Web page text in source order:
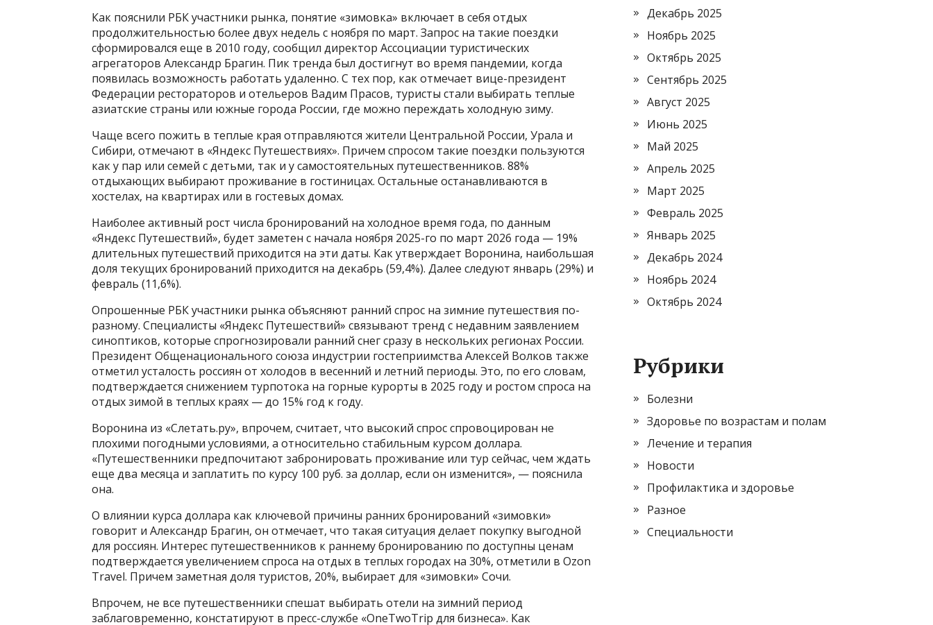
Как пояснили РБК участники рынка, понятие «зимовка» включает в себя отдых
продолжительностью более двух недель с ноября по март. Запрос на такие поездки
сформировался еще в 2010 году, сообщил директор Ассоциации туристических
агрегаторов Александр Брагин. Пик тренда был достигнут во время пандемии, когда
появилась возможность работать удаленно. С тех пор, как отмечает вице-президент
Федерации рестораторов и отельеров Вадим Прасов, туристы стали выбирать теплые
азиатские страны или южные города России, где можно переждать холодную зиму.
Чаще всего пожить в теплые края отправляются жители Центральной России, Урала и
Сибири, отмечают в «Яндекс Путешествиях». Причем спросом такие поездки пользуются
как у пар или семей с детьми, так и у самостоятельных путешественников. 88%
отдыхающих выбирают проживание в гостиницах. Остальные останавливаются в
хостелах, на квартирах или в гостевых домах.
Наиболее активный рост числа бронирований на холодное время года, по данным
«Яндекс Путешествий», будет заметен с начала ноября 2025-го по март 2026 года — 19%
длительных путешествий приходится на эти даты. Как утверждает Воронина, наибольшая
доля текущих бронирований приходится на декабрь (59,4%). Далее следуют январь (29%) и
февраль (11,6%).
Опрошенные РБК участники рынка объясняют ранний спрос на зимние путешествия по-
разному. Специалисты «Яндекс Путешествий» связывают тренд с недавним заявлением
синоптиков, которые спрогнозировали ранний снег сразу в нескольких регионах России.
Президент Общенационального союза индустрии гостеприимства Алексей Волков также
отметил усталость россиян от холодов в весенний и летний периоды. Это, по его словам,
подтверждается снижением турпотока на горные курорты в 2025 году и ростом спроса на
отдых зимой в теплых краях — до 15% год к году.
Воронина из «Слетать.ру», впрочем, считает, что высокий спрос спровоцирован не
плохими погодными условиями, а относительно стабильным курсом доллара.
«Путешественники предпочитают забронировать проживание или тур сейчас, чем ждать
еще два месяца и заплатить по курсу 100 руб. за доллар, если он изменится», — пояснила
она.
О влиянии курса доллара как ключевой причины ранних бронирований «зимовки»
говорит и Александр Брагин, он отмечает, что такая ситуация делает покупку выгодной
для россиян. Интерес путешественников к раннему бронированию по доступны ценам
подтверждается увеличением спроса на отдых в теплых городах на 30%, отметили в Ozon
Travel. Причем заметная доля туристов, 20%, выбирает для «зимовки» Сочи.
Впрочем, не все путешественники спешат выбирать отели на зимний период
заблаговременно, констатируют в пресс-службе «OneTwoTrip для бизнеса». Как
Декабрь 2025
Ноябрь 2025
Октябрь 2025
Сентябрь 2025
Август 2025
Июнь 2025
Май 2025
Апрель 2025
Март 2025
Февраль 2025
Январь 2025
Декабрь 2024
Ноябрь 2024
Октябрь 2024
Рубрики
Болезни
Здоровье по возрастам и полам
Лечение и терапия
Новости
Профилактика и здоровье
Разное
Специальности